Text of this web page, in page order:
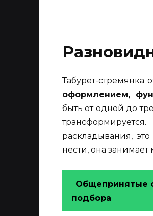
Табурет-стремянка
оформлением,
быть от одной до
раскладывания,
нести, она
Общепринятые
подбора